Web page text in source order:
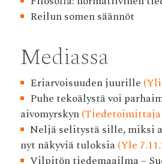
Reilun somen säännöt
Mediassa
Eriarvoisuuden juurille
Puhe tekoälystä voi
aivomyrskyn(Tiedetoimittaja
Neljä selitystä sille, miksi
nyt näkyviä tuloksia(Yle